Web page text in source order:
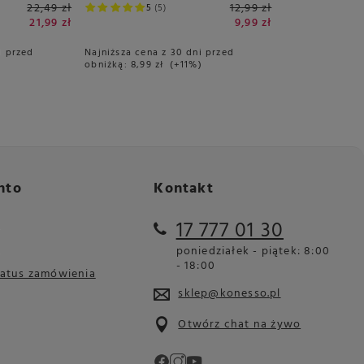
22,49 zł
21,99 zł
przed
5 5 12,99 zł
9,99 zł
Najniższa cena z 30 dni przed
obniżką: 8,99 zł +11%
zamówienia
Kontakt
17 777 01 30
poniedziałek - piątek: 8:00
- 18:00
sklep@konesso.pl
Otwórz chat na żywo